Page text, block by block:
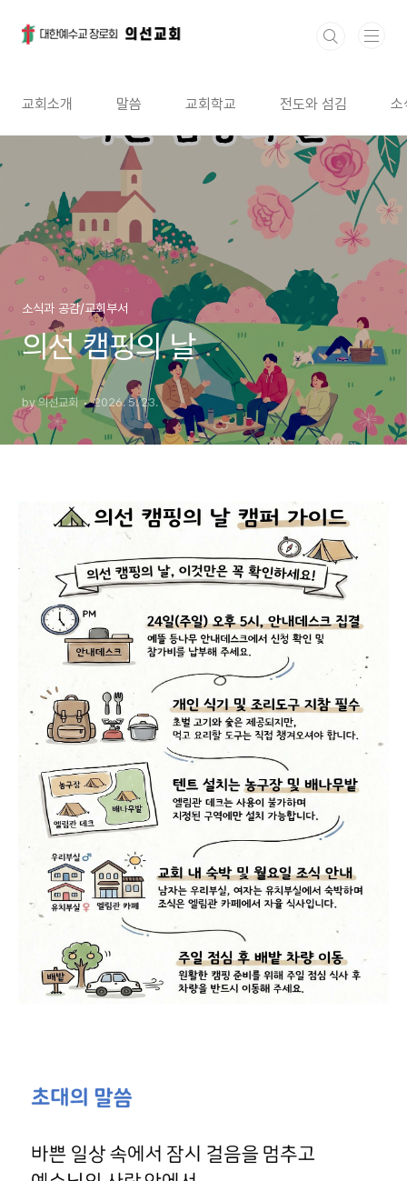
교회소개 말씀 교회학교 전도와 섬김 소
소식과 공감/교회부서
의선 캠핑의 날
by 의선교회 2026. 5. 23.